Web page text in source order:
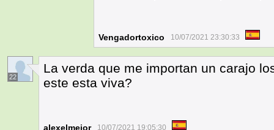
Vengadortoxico 10/07/2021 23:30:33
22
La verda que me importan un carajo
este esta viva?
alexelmejor 10/07/2021 19:05:30